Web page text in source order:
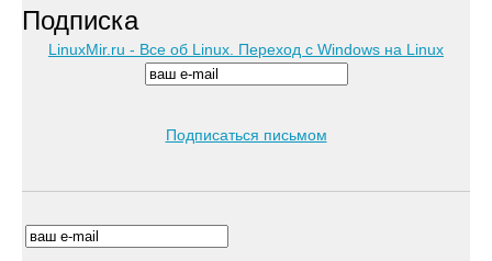
Подписка
LinuxMir.ru - Все об Linux. Переход с Windows на Linux
Подписаться письмом